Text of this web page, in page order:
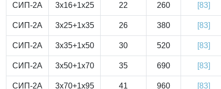
СИП-2А 3x16+1x25 22 260 [83]
СИП-2А 3x25+1x35 26 380 [83]
СИП-2А 3x35+1x50 30 520 [83]
СИП-2А 3x50+1x70 35 690 [83]
СИП-2А 3x70+1x95 41 960 [83]